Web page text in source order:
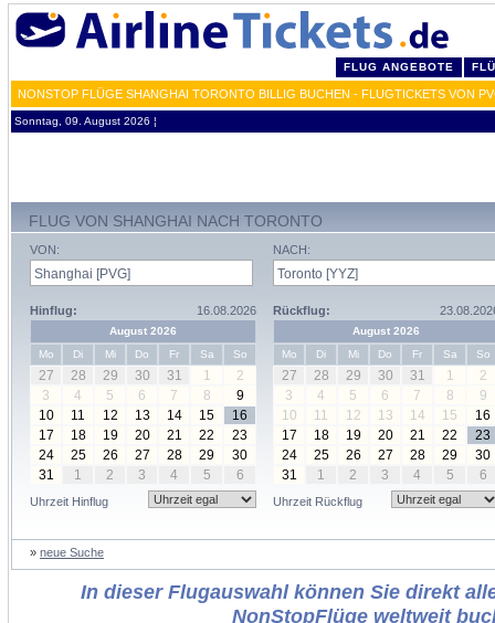
FLUG ANGEBOTE
NONSTOP FLÜGE SHANGHAI TORONTO BILLIG BUCHEN - FLUGTICKETS VON
Sonntag, 09. August 2026 ¦
FLUG VON SHANGHAI NACH TORONTO
VON:
Hinflug: 16.08.2026
August 2026
Mo
Di Mi Do Fr Sa So
27 28 29 30 31 1
2
3
4 5 6 7 8
9
10
11 12 13 14 15
16
17
18 19 20 21 22
23
24
25 26 27 28 29
30
31
1 2 3 4 5 6
Uhrzeit Hinflug
NACH:
Rückflug:
August 2026
Mo
Di Mi Do Fr Sa So
27 28 29 30 31 1
2
3
4 5 6 7 8
9
10
11 12 13 14 15
16
17
18 19 20 21 22
23
24
25 26 27 28 29
30
31
1 2 3 4 5 6
Uhrzeit Rückflug
» neue Suche
In dieser Flugauswahl können Sie direkt
NonStopFlüge weltweit